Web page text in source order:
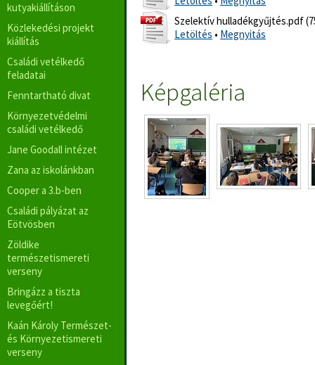
kutyakiállításon
Közlekedési projekt
kiállítás
Családi vetélkedő
feladatai
Fenntartható divat
Környezetvédelmi
családi vetélkedő
Jane Goodall intézet
Zana az iskolánkban
Cooper a 3.b-ben
Családi pályázat az
Eötvösben
Zöldike
természetismereti
verseny
Bringázz a tiszta
levegőért!
Kaán Károly Természet-
és Környezetismereti
verseny
Szelektív hulladékgyűjtés.pdf
Letöltés • Megnyitás
Képgaléria